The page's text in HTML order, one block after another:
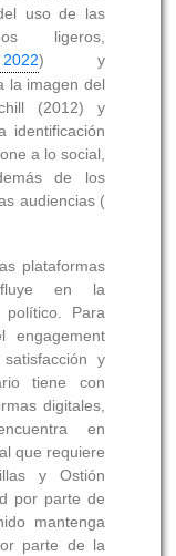
uso de las
ligeros,
2022) y
la imagen del
(2012) y
identificación
a lo social,
de los
audiencias (
plataformas
en la
Para
engagement
y
tiene con
digitales,
en
que requiere
y Ostión
por parte de
mantenga
parte de la